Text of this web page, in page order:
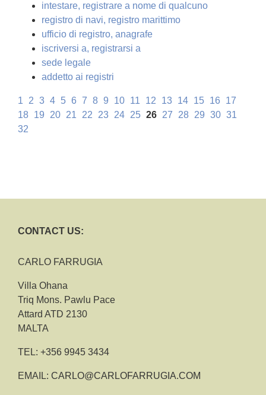
intestare, registrare a nome di qualcuno
registro di navi, registro marittimo
ufficio di registro, anagrafe
iscriversi a, registrarsi a
sede legale
addetto ai registri
1 2 3 4 5 6 7 8 9 10 11 12 13 14 15 16
17
18 19 20 21 22 23 24 25 26 27 28 29 30 31
32
CONTACT US:
CARLO FARRUGIA
Villa Ohana
Triq Mons. Pawlu Pace
Attard ATD 2130
MALTA
TEL: +356 9945 3434
EMAIL: CARLO@CARLOFARRUGIA.COM